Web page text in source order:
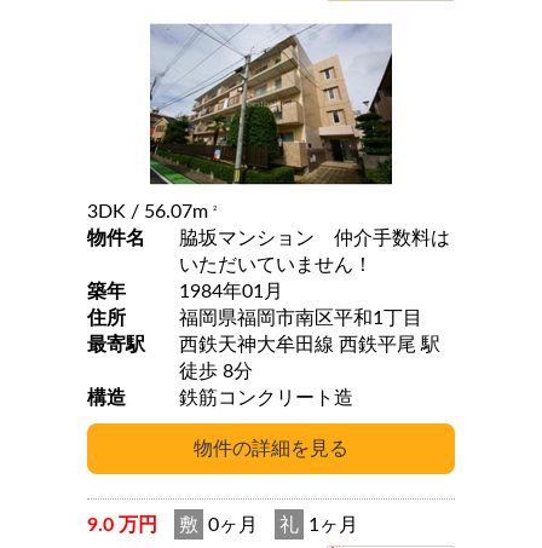
3DK / 56.07m 2
物件名
脇坂マンション 仲介手数料は
いただいていません！
築年
1984年01月
住所
福岡県福岡市南区平和1丁目
最寄駅
西鉄天神大牟田線 西鉄平尾 駅
徒歩 8分
構造
鉄筋コンクリート造
9.0 万円 敷 0ヶ月 礼 1ヶ月